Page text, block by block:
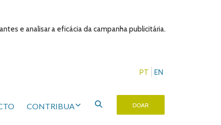
e analisar a eficácia da campanha publicitária.
PT EN
DOAR
CONTRIBUA